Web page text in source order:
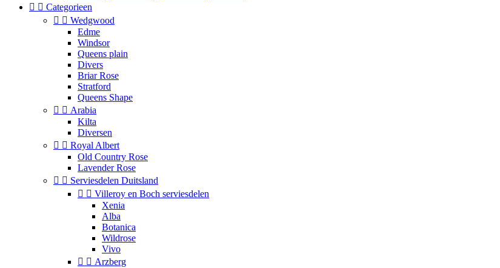
  Categorieen
  Wedgwood
Edme
Windsor
Queens plain
Divers
Briar Rose
Stratford
Queens Shape
  Arabia
Kilta
Diversen
  Royal Albert
Old Country Rose
Lavender Rose
  Serviesdelen Duitsland
  Villeroy en Boch serviesdelen
Xenia
Alba
Botanica
Wildrose
Vivo
  Arzberg